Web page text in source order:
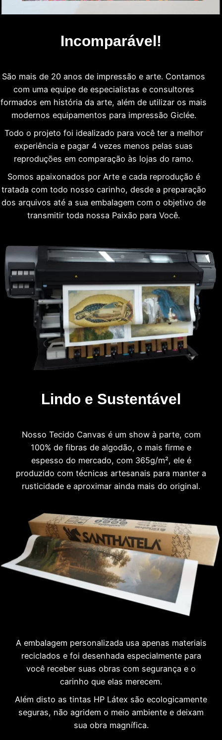
Incomparável!
São mais de 20 anos de impressão e arte. Contamos
com uma equipe de especialistas e consultores
formados em história da arte, além de utilizar os mais
modernos equipamentos para impressão Giclée.
Todo o projeto foi idealizado para você ter a melhor
experiência e pagar 4 vezes menos pelas suas
reproduções em comparação às lojas do ramo.
Somos apaixonados por Arte e cada reprodução é
tratada com todo nosso carinho, desde a preparação
dos arquivos até a sua embalagem com o objetivo de
transmitir toda nossa Paixão para Você.
Lindo e Sustentável
Nosso Tecido Canvas é um show à parte, com
100% de fibras de algodão, o mais firme e
espesso do mercado, com 365g/m², ele é
produzido com técnicas artesanais para manter a
rusticidade e aproximar ainda mais do original.
A embalagem personalizada usa apenas materiais
reciclados e foi desenhada especialmente para
você receber suas obras com segurança e o
carinho que elas merecem.
Além disto as tintas HP Látex são ecologicamente
seguras, não agridem o meio ambiente e deixam
sua obra magnífica.